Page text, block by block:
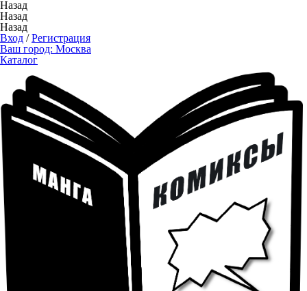
Назад
Назад
Назад
Вход /Регистрация
Ваш город: Москва
Каталог